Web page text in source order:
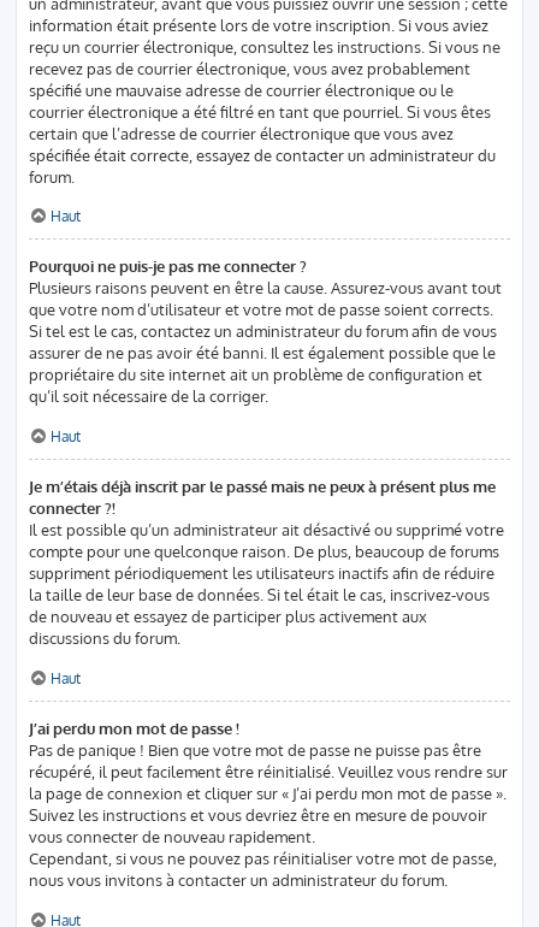
information était présente lors de votre inscription. Si vous aviez
reçu un courrier électronique, consultez les instructions. Si vous ne
recevez pas de courrier électronique, vous avez probablement
spécifié une mauvaise adresse de courrier électronique ou le
courrier électronique a été filtré en tant que pourriel. Si vous êtes
certain que l’adresse de courrier électronique que vous avez
spécifiée était correcte, essayez de contacter un administrateur du
forum.
Haut
Pourquoi ne puis-je pas me connecter ?
Plusieurs raisons peuvent en être la cause. Assurez-vous avant tout
que votre nom d’utilisateur et votre mot de passe soient corrects.
Si tel est le cas, contactez un administrateur du forum afin de vous
assurer de ne pas avoir été banni. Il est également possible que le
propriétaire du site internet ait un problème de configuration et
qu’il soit nécessaire de la corriger.
Haut
Je m’étais déjà inscrit par le passé mais ne peux à présent plus me
connecter ?!
Il est possible qu’un administrateur ait désactivé ou supprimé votre
compte pour une quelconque raison. De plus, beaucoup de forums
suppriment périodiquement les utilisateurs inactifs afin de réduire
la taille de leur base de données. Si tel était le cas, inscrivez-vous
de nouveau et essayez de participer plus activement aux
discussions du forum.
Haut
J’ai perdu mon mot de passe !
Pas de panique ! Bien que votre mot de passe ne puisse pas être
récupéré, il peut facilement être réinitialisé. Veuillez vous rendre sur
la page de connexion et cliquer sur « J’ai perdu mon mot de passe ».
Suivez les instructions et vous devriez être en mesure de pouvoir
vous connecter de nouveau rapidement.
Cependant, si vous ne pouvez pas réinitialiser votre mot de passe,
nous vous invitons à contacter un administrateur du forum.
Haut